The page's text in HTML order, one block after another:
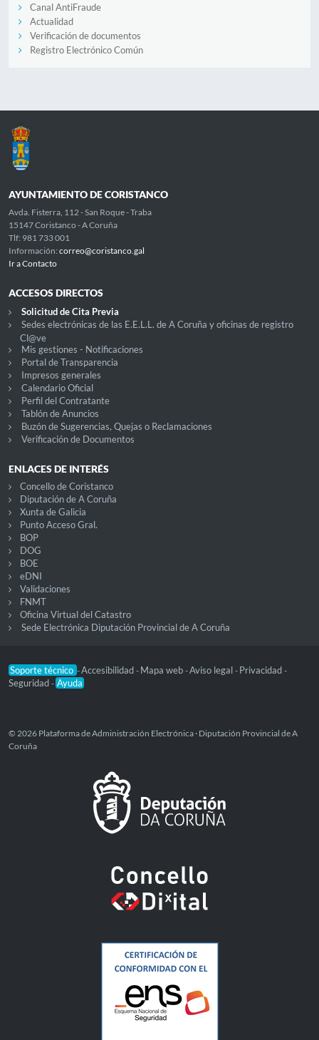
Canal AntiFraude
Actualidad
Verificación de documentos
Registro Electrónico Común
AYUNTAMIENTO DE CORISTANCO
Avda. Fisterra, 112 - San Roque - Traba
15147 Coristanco - A Coruña
Tlf: 981 733 001
Información: correo@coristanco.gal
Ir a Contacto
ACCESOS DIRECTOS
Solicitud de Cita Previa
Sedes electrónicas de las E.E.L.L. de A Coruña y oficinas de registro
Cl@ve
Mis gestiones - Notificaciones
Portal de Transparencia
Impresos generales
Calendario Oficial
Perfil del Contratante
Tablón de Anuncios
Buzón de Sugerencias, Quejas o Reclamaciones
Verificación de Documentos
ENLACES DE INTERÉS
Concello de Coristanco
Diputación de A Coruña
Xunta de Galicia
Punto Acceso Gral.
BOP
DOG
BOE
eDNI
Validaciones
FNMT
Oficina Virtual del Catastro
Sede Electrónica Diputación Provincial de A Coruña
Soporte técnico -Accesibilidad - Mapa web -Aviso legal - Privacidad -
Seguridad - Ayuda
© 2026 Plataforma de Administración Electrónica · Diputación Provincial de A
Coruña